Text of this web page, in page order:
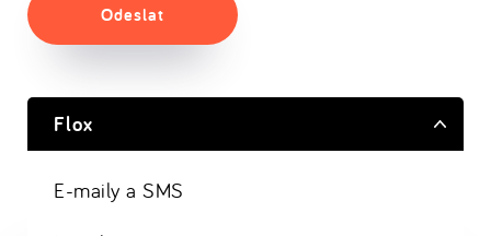
Odeslat
Flox
E-maily a SMS